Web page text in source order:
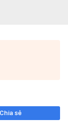
Chia sẻ